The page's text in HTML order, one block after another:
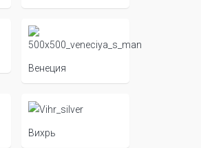
Венеция
Вихрь